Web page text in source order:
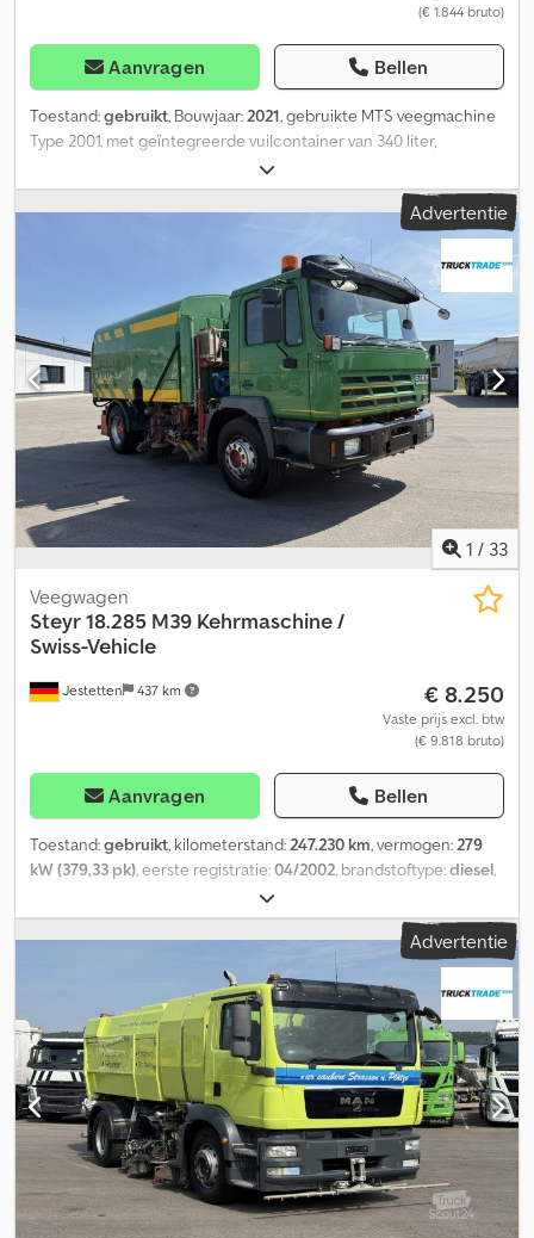
(€ 1.844 bruto)
Aanvragen Bellen
Toestand:gebruikt, Bouwjaar:2021, gebruikte MTS veegmachine
Type 2001, met geïntegreerde vuilcontainer van 340 liter,
hydraulische aandrijving met pendelend opgehangen veegrol,
vorkopname met klemmen; veegrol 70% poly/70% staalgolfdraad,
met apart inschakelbare zijborstel, hydrauliekaansluitingen met
snelkoppelingen, totale lengte 2200 mm, totale breedte 1600 mm.
Vorkslee geschikt voor vorken van 130x60 mm. Crodpfx Acezp Sg
Advertentie
1 / 33
Jestetten 437 km
Veegwagen
Steyr18.285 M39 Kehrmaschine /
Swiss-Vehicle
€ 8.250
Vaste prijs excl. btw
(€ 9.818 bruto)
Aanvragen Bellen
Toestand:gebruikt, kilometerstand: 247.230 km, vermogen: 279
kW (379,33 pk) , eerste registratie:04/2002 , brandstoftype:diesel
, bandenmaten:
asconfiguratie:4x2, wielbasis:3.900 mm, volgende keuring (TÜV):
03/2025, bestuurderscabine:dagcabine, soort overbrenging:
, emissieklasse:Euro 3 , ophanging: staal-lucht, aantal
, totale lengte:7.200 mm , totale breedte: 25.500 mm,
totale hoogte:33.000 mm, voorbandmaat: 315/80 R 22.5/10mm,
bedrijfsklaar gewicht:
18.000 kg
Advertentie